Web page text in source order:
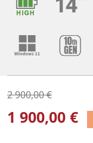
2 900,00 €
1 900,00 €